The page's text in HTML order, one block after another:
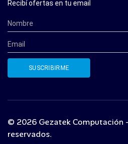
Recibí ofertas en tu email
© 2026 Gezatek Computación
reservados.